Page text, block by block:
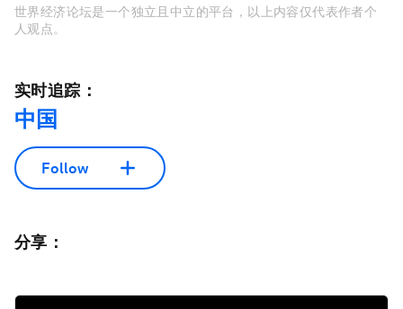
世界经济论坛是一个独立且中立的平台，以上内容仅代表作者个
人观点。
实时追踪：
中国
Follow
分享：